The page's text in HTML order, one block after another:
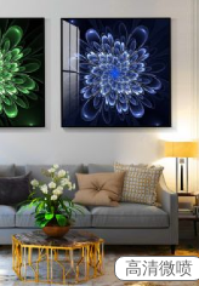
高清微喷